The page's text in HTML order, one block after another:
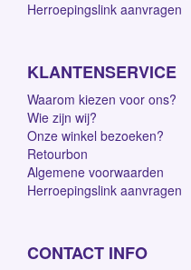
Herroepingslink aanvragen
KLANTENSERVICE
Waarom kiezen voor ons?
Wie zijn wij?
Onze winkel bezoeken?
Retourbon
Algemene voorwaarden
Herroepingslink aanvragen
CONTACT INFO